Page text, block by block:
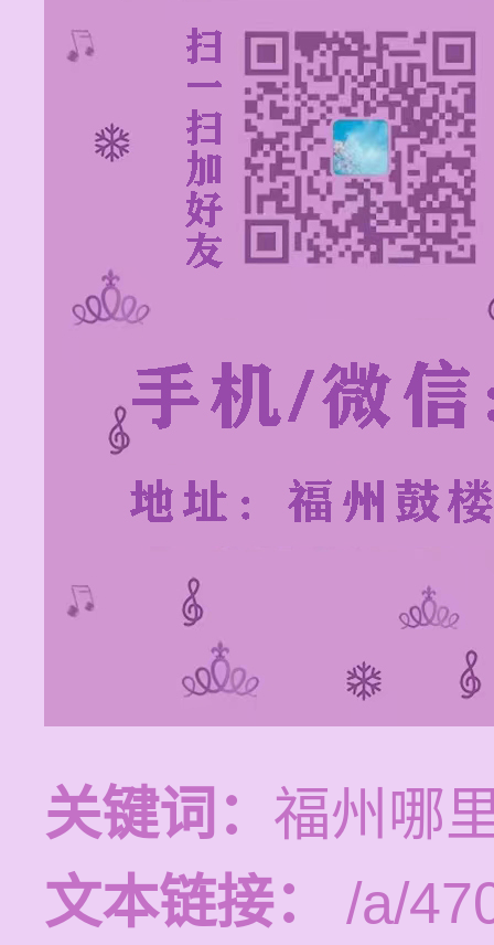
关键词： 福州哪
文本链接：
/a/